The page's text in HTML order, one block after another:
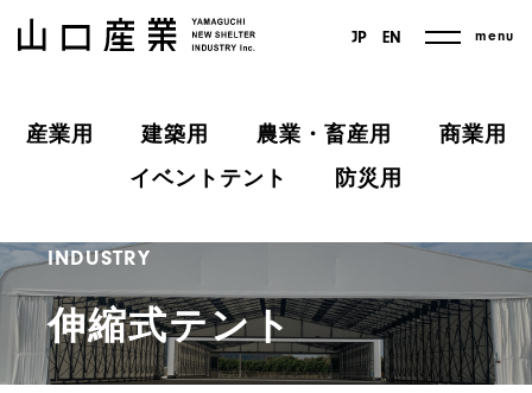
JP EN menu
産業用 建築用 農業・畜産用
商業用
イベントテント
防災用
INDUSTRY
伸縮式テント